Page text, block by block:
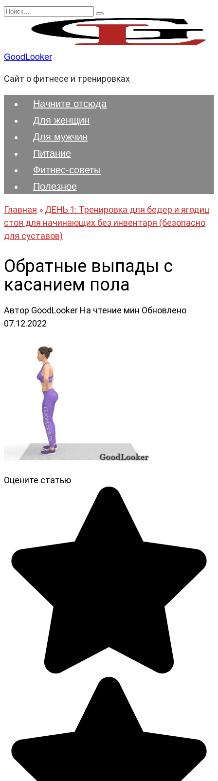
Перейти
содержанию
Search
GoodLooker
Сайт о фитнесе и тренировках
Начните отсюда
Для женщин
Для мужчин
Питание
Фитнес-советы
Полезноe
Главная » ДЕНЬ 1: Тренировка для бедер и ягодиц
стоя для начинающих без инвентаря (безопасно
для суставов)
Обратные выпады с
касанием пола
Автор GoodLooker На чтение мин Обновлено
07.12.2022
Оцените статью